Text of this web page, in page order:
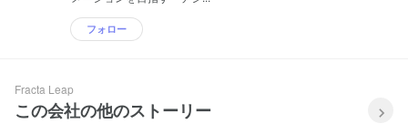
フォロー
Fracta Leap
この会社の他のストーリー